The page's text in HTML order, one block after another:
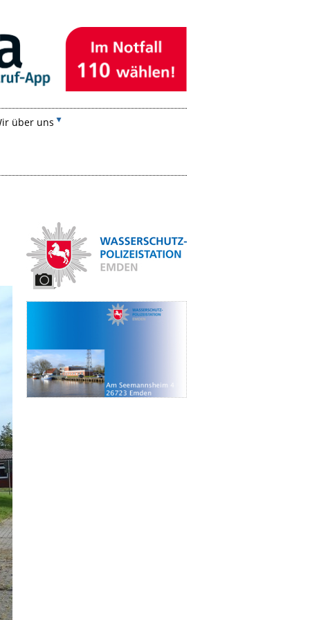
über uns